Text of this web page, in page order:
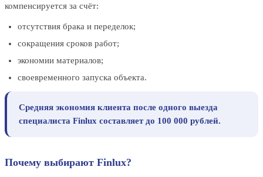
компенсируется за счёт:
отсутствия брака и переделок;
сокращения сроков работ;
экономии материалов;
своевременного запуска объекта.
Средняя экономия клиента после одного выезда
специалиста Finlux составляет до 100 000 рублей.
Почему выбирают Finlux?